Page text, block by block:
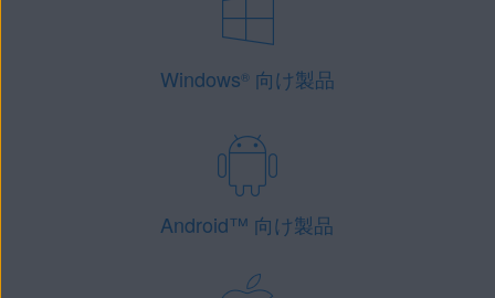
Windows®向け製品
Android™ 向け製品